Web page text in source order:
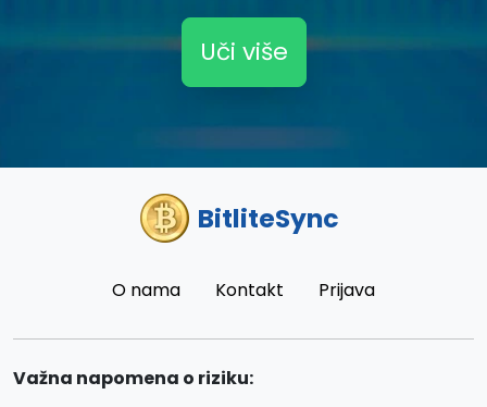
Uči više
BitliteSync
O nama Kontakt Prijava
Važna napomena o riziku: